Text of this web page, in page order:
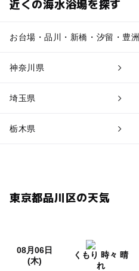
近くの海水浴場を探す
お台場・品川・新橋・汐留・豊洲
神奈川県
埼玉県
栃木県
東京都品川区の天気
08月06日
(木)
くもり 時々 晴
れ